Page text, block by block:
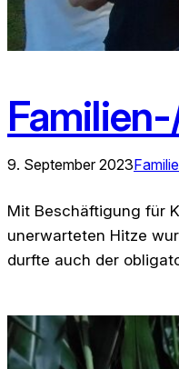
9. September 2023
Mit Beschäftigung für
unerwarteten Hitze
durfte auch der